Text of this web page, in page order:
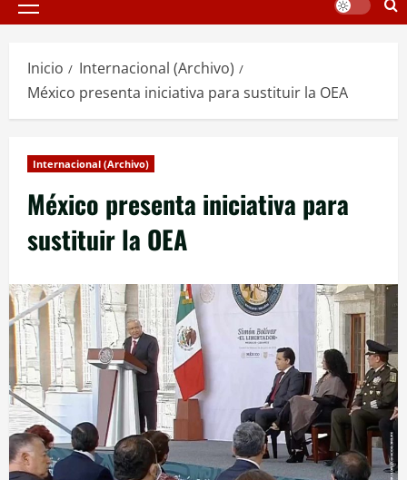
Menú
Inicio
Internacional (Archivo)
México presenta iniciativa para sustituir la OEA
Internacional (Archivo)
México presenta iniciativa para
sustituir la OEA